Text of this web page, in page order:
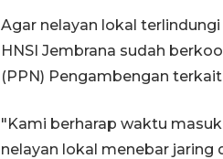
Agar nelayan lokal
HNSI Jembrana sudah
(PPN) Pengambengan
"Kami berharap waktu
nelayan lokal menebar jaring